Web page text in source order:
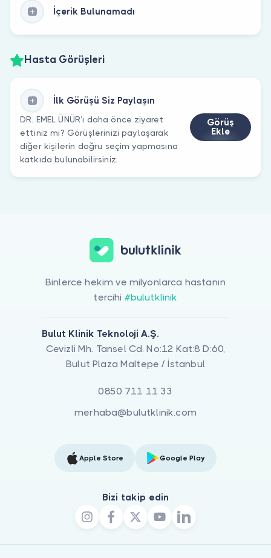
İçerik Bulunamadı
Hasta Görüşleri
İlk Görüşü Siz Paylaşın
DR. EMEL ÜNÜR’ı daha önce ziyaret
ettiniz mi? Görüşlerinizi paylaşarak
diğer kişilerin doğru seçim yapmasına
katkıda bulunabilirsiniz.
Görüş
Ekle
Binlerce hekim ve milyonlarca hastanın
tercihi #bulutklinik
Bulut Klinik Teknoloji A.Ş.
Cevizli Mh. Tansel Cd. No:12 Kat:8 D:60,
Bulut Plaza Maltepe / İstanbul
0850 711 11 33
merhaba@bulutklinik.com
Apple Store Google Play
Bizi takip edin